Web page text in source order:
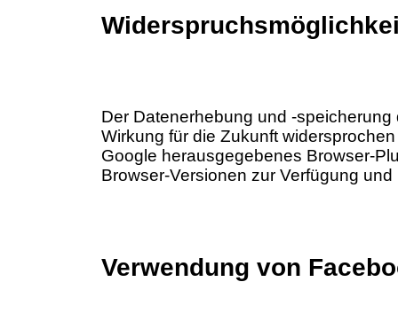
Der Datenerhebung und -
Wirkung für die Zukunft
Google herausgegebenes Browser-
Browser-Versionen zur Verfügung
Verwendung von